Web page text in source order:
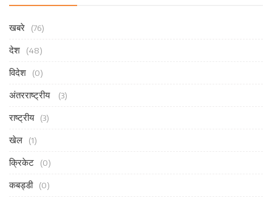
खबरे (76)
देश (48)
विदेश (0)
अंतरराष्ट्रीय (3)
राष्ट्रीय (3)
खेल (1)
क्रिकेट (0)
कबड्डी (0)